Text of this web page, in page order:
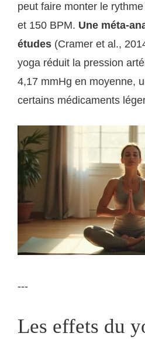
peut faire monter le
et 150 BPM. Une méta-
études (Cramer et al.,
yoga réduit la pression
4,17 mmHg en moyenne,
certains médicaments
---
Les effets du